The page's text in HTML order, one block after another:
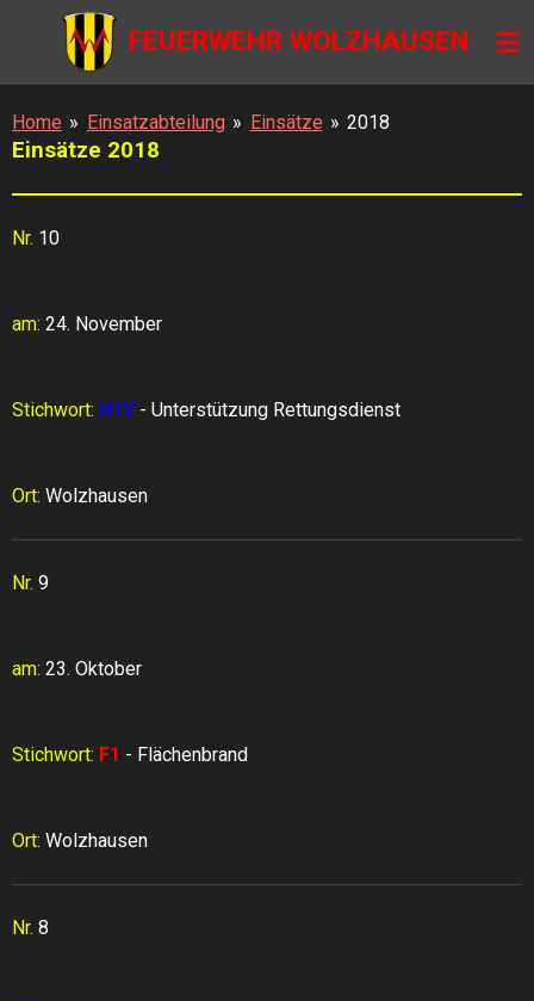
Hauptinhalt
springen
FEUERWEHR WOLZHAUSEN
Home » Einsatzabteilung » Einsätze » 2018
Einsätze 2018
Nr. 10
am: 24. November
Stichwort: H1Y - Unterstützung Rettungsdienst
Ort: Wolzhausen
Nr. 9
am: 23. Oktober
Stichwort: F1 - Flächenbrand
Ort: Wolzhausen
Nr. 8